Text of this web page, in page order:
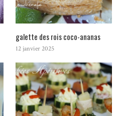
galette des rois coco-ananas
12 janvier 2025